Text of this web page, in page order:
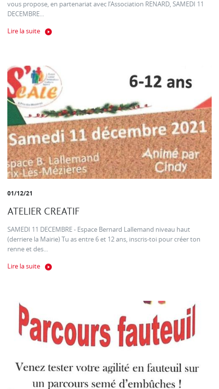
vous propose, en partenariat avec l’Association RENARD, SAMEDI 11
DECEMBRE...
Lire la suite
01/12/21
ATELIER CREATIF
SAMEDI 11 DECEMBRE - Espace Bernard Lallemand niveau haut
(derriere la Mairie) Tu as entre 6 et 12 ans, inscris-toi pour créer ton
renne et des...
Lire la suite